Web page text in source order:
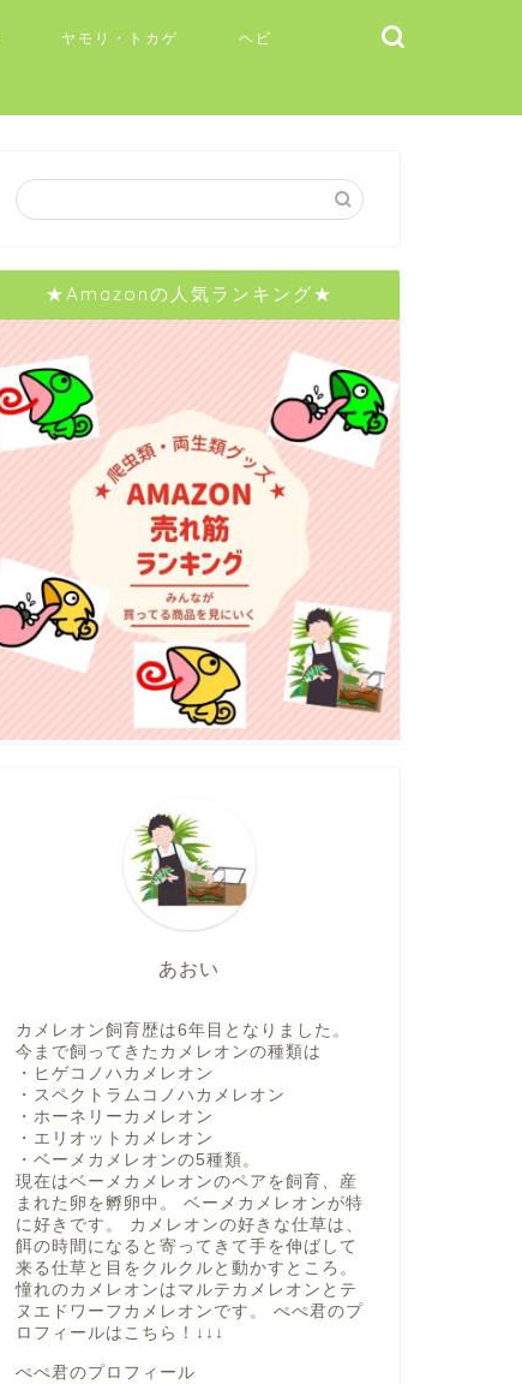
ヤモリ・トカゲ ヘビ
★Amazonの人気ランキング★
あおい
カメレオン飼育歴は6年目となりました。
今まで飼ってきたカメレオンの種類は
・ヒゲコノハカメレオン
・スペクトラムコノハカメレオン
・ホーネリーカメレオン
・エリオットカメレオン
・ベーメカメレオンの5種類。
現在はベーメカメレオンのペアを飼育、産
まれた卵を孵卵中。 ベーメカメレオンが特
に好きです。 カメレオンの好きな仕草は、
餌の時間になると寄ってきて手を伸ばして
来る仕草と目をクルクルと動かすところ。
憧れのカメレオンはマルテカメレオンとテ
ヌエドワーフカメレオンです。 ぺぺ君のプ
ロフィールは こちら！ ↓↓↓
ぺぺ君のプロフィール